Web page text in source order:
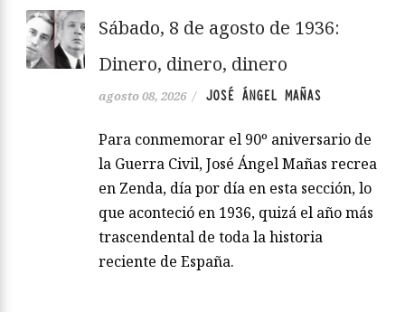
Sábado, 8 de agosto de 1936:
Dinero, dinero, dinero
agosto 08, 2026 / JOSÉ ÁNGEL MAÑAS
Para conmemorar el 90º aniversario de
la Guerra Civil, José Ángel Mañas recrea
en Zenda, día por día en esta sección, lo
que aconteció en 1936, quizá el año más
trascendental de toda la historia
reciente de España.